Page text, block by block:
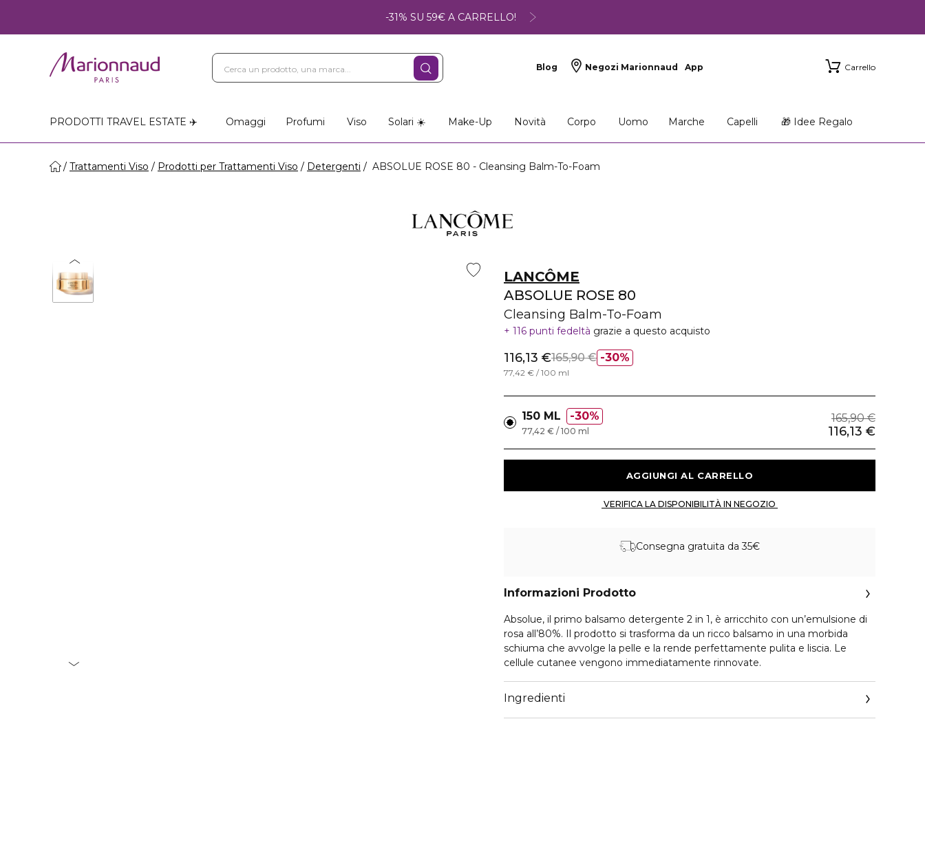
-31% SU 59€ A CARRELLO!
Blog Negozi Marionnaud App Carrello
PRODOTTI TRAVEL ESTATE ✈️ Omaggi Profumi Viso Solari ☀️ Make-Up Novità Corpo Uomo Marche Capelli 🎁 Idee Regalo
Trattamenti Viso Prodotti per Trattamenti Viso Detergenti ABSOLUE ROSE 80 - Cleansing Balm-To-Foam
LANCÔME
ABSOLUE ROSE 80
Cleansing Balm-To-Foam
116 punti fedeltà grazie a questo acquisto
30%
116,13 €165,90 €
77,42 € / 100 ml
150 ML 30% 165,90 €
116,13 €
77,42 € / 100 ml
Consegna gratuita da 35€
Informazioni Prodotto
Absolue, il primo balsamo detergente 2 in 1, è arricchito con un’emulsione di
rosa all’80%. Il prodotto si trasforma da un ricco balsamo in una morbida
schiuma che avvolge la pelle e la rende perfettamente pulita e liscia. Le
cellule cutanee vengono immediatamente rinnovate.
Ingredienti